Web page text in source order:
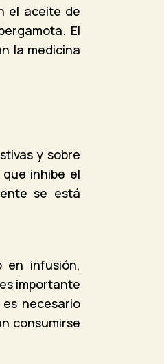
el aceite de
El
la medicina
y sobre
inhibe el
se está
en infusión,
importante
necesario
consumirse